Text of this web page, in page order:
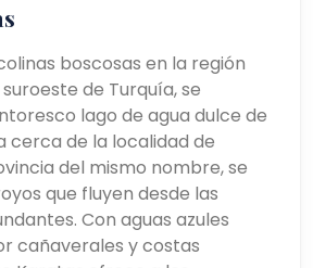
boscosas en la región
de Turquía, se
lago de agua dulce de
cerca de la localidad de
del mismo nombre, se
que fluyen desde las
Con aguas azules
cañaverales y costas